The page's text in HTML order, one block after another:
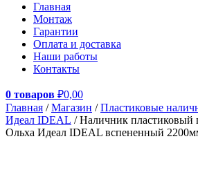
Главная
Монтаж
Гарантии
Оплата и доставка
Наши работы
Контакты
0 товаров ₽0,00
Главная /Магазин /Пластиковые
Идеал IDEAL / Наличник пластиковый
Ольха Идеал IDEAL вспененный